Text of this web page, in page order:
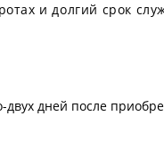
и долгий срок
дней после